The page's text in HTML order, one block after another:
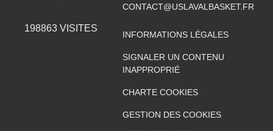
198863 VISITES
CONTACT@USLAVALBASKET.FR
INFORMATIONS LÉGALES
SIGNALER UN CONTENU
INAPPROPRIÉ
CHARTE COOKIES
GESTION DES COOKIES